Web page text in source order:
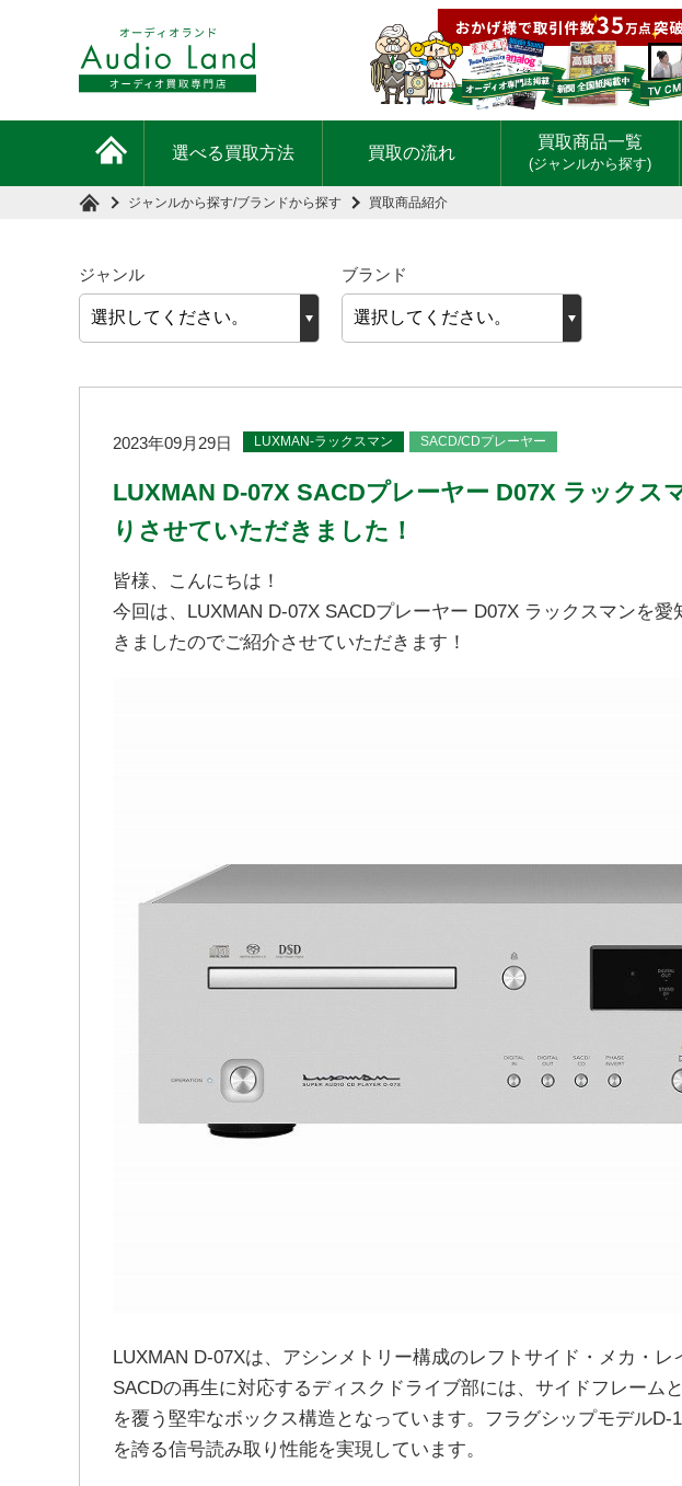
選べる買取方法 買取の流れ
買取商品一覧
(ジャンルから探す)
ジャンルから探す/ブランドから探す 買取商品紹介
ジャンル ブランド
2023年09月29日 LUXMAN-ラックスマン SACD/CDプレーヤー
LUXMAN D-07X SACDプレーヤー D07X ラックス
りさせていただきました！
皆様、こんにちは！
今回は、LUXMAN D-07X SACDプレーヤー D07X ラックスマンを
きましたのでご紹介させていただきます！
LUXMAN D-07Xは、アシンメトリー構成のレフトサイド・メカ・
SACDの再生に対応するディスクドライブ部には、サイドフレーム
を覆う堅牢なボックス構造となっています。フラグシップモデルD-
を誇る信号読み取り性能を実現しています。